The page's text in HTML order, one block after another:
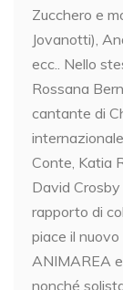
Zucchero e
Jovanotti),
ecc.. Nello
Rossana
cantante di
Conte, Katia
David
rapporto di
piace il
ANIMAREA
nonché